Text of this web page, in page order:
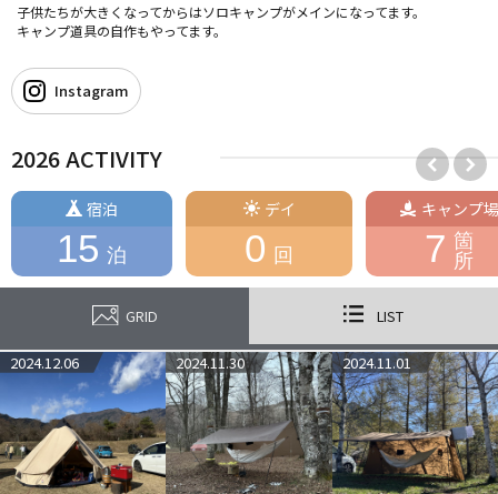
子供たちが大きくなってからはソロキャンプがメインになってます。
キャンプ道具の自作もやってます。
Instagram
2026 ACTIVITY
宿泊
15 泊
デイ
0 回
キャンプ場
7 箇
所
GRID LIST
2024.12.06 2024.11.30 2024.11.01